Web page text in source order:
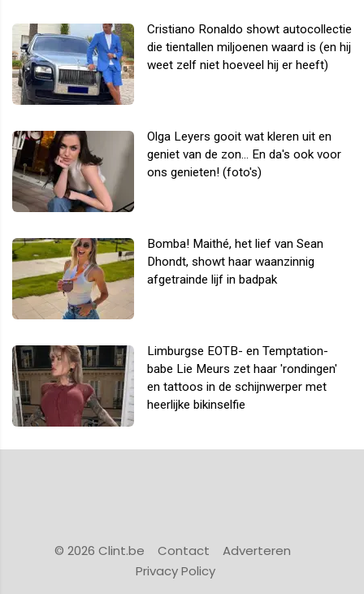
Cristiano Ronaldo showt autocollectie
die tientallen miljoenen waard is (en hij
weet zelf niet hoeveel hij er heeft)
Olga Leyers gooit wat kleren uit en
geniet van de zon... En da's ook voor
ons genieten! (foto's)
Bomba! Maithé, het lief van Sean
Dhondt, showt haar waanzinnig
afgetrainde lijf in badpak
Limburgse EOTB- en Temptation-
babe Lie Meurs zet haar 'rondingen'
en tattoos in de schijnwerper met
heerlijke bikinselfie
© 2026 Clint.be Contact
Adverteren
Privacy Policy